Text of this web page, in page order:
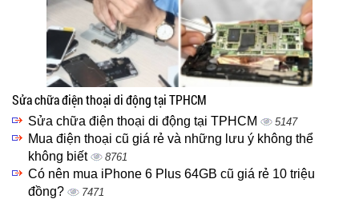
Sửa chữa điện thoại di động tại TPHCM
Sửa chữa điện thoại di động tại TPHCM 5147
Mua điện thoại cũ giá rẻ và những lưu ý không thể
không biết
8761
Có nên mua iPhone 6 Plus 64GB cũ giá rẻ 10 triệu
đồng?
7471